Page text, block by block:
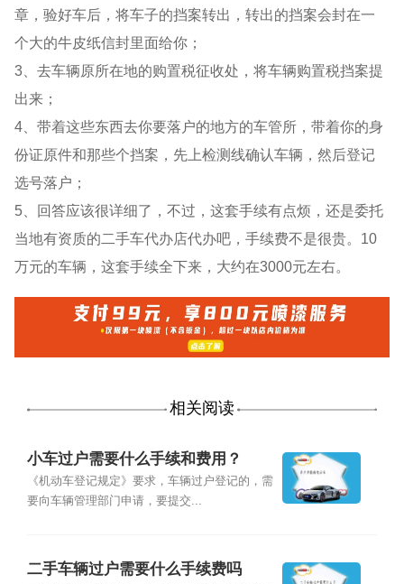
章，验好车后，将车子的挡案转出，转出的挡案会封在一
个大的牛皮纸信封里面给你；
3、去车辆原所在地的购置税征收处，将车辆购置税挡案提
出来；
4、带着这些东西去你要落户的地方的车管所，带着你的身
份证原件和那些个挡案，先上检测线确认车辆，然后登记
选号落户；
5、回答应该很详细了，不过，这套手续有点烦，还是委托
当地有资质的二手车代办店代办吧，手续费不是很贵。10
万元的车辆，这套手续全下来，大约在3000元左右。
相关阅读
小车过户需要什么手续和费用？
《机动车登记规定》要求，车辆过户登记的，需
要向车辆管理部门申请，要提交...
二手车辆过户需要什么手续费吗